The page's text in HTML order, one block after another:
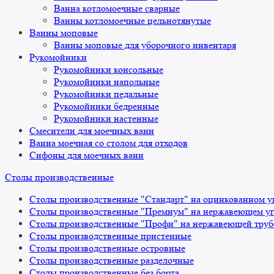
Ванна котломоечные сварные
Ванны котломоечные цельнотянутые
Ванны моповые
Ванны моповые для уборочного инвентаря
Рукомойники
Рукомойники консольные
Рукомойники напольные
Рукомойники педальные
Рукомойники бедренные
Рукомойники настенные
Смесители для моечных ванн
Ванна моечная со столом для отходов
Сифоны для моечных ванн
Столы производственные
Столы производственные "Стандарт" на оцинкованном
Столы производственные "Премиум" на нержавеющем
Столы производственные "Профи" на нержавеющей
Столы производственные пристенные
Столы производственные островные
Столы производственные разделочные